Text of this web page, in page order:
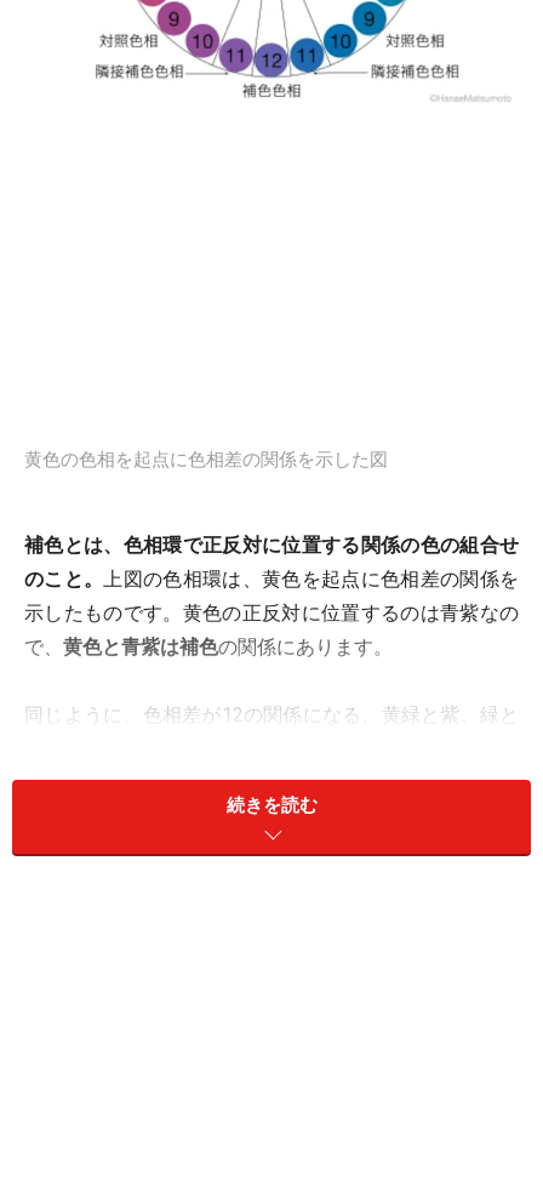
黄色の色相を起点に色相差の関係を示した図
補色とは、色相環で正反対に位置する関係の色の組合せ
のこと。上図の色相環は、黄色を起点に色相差の関係を
示したものです。黄色の正反対に位置するのは青紫なの
で、 黄色と青紫は補色の関係にあります。
同じように、色相差が12の関係になる、黄緑と紫、緑と
色とは、コントラストの強い配色です。
続きを読む